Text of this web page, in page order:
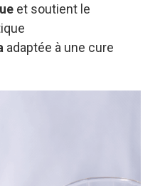
et soutient le
adaptée à une cure